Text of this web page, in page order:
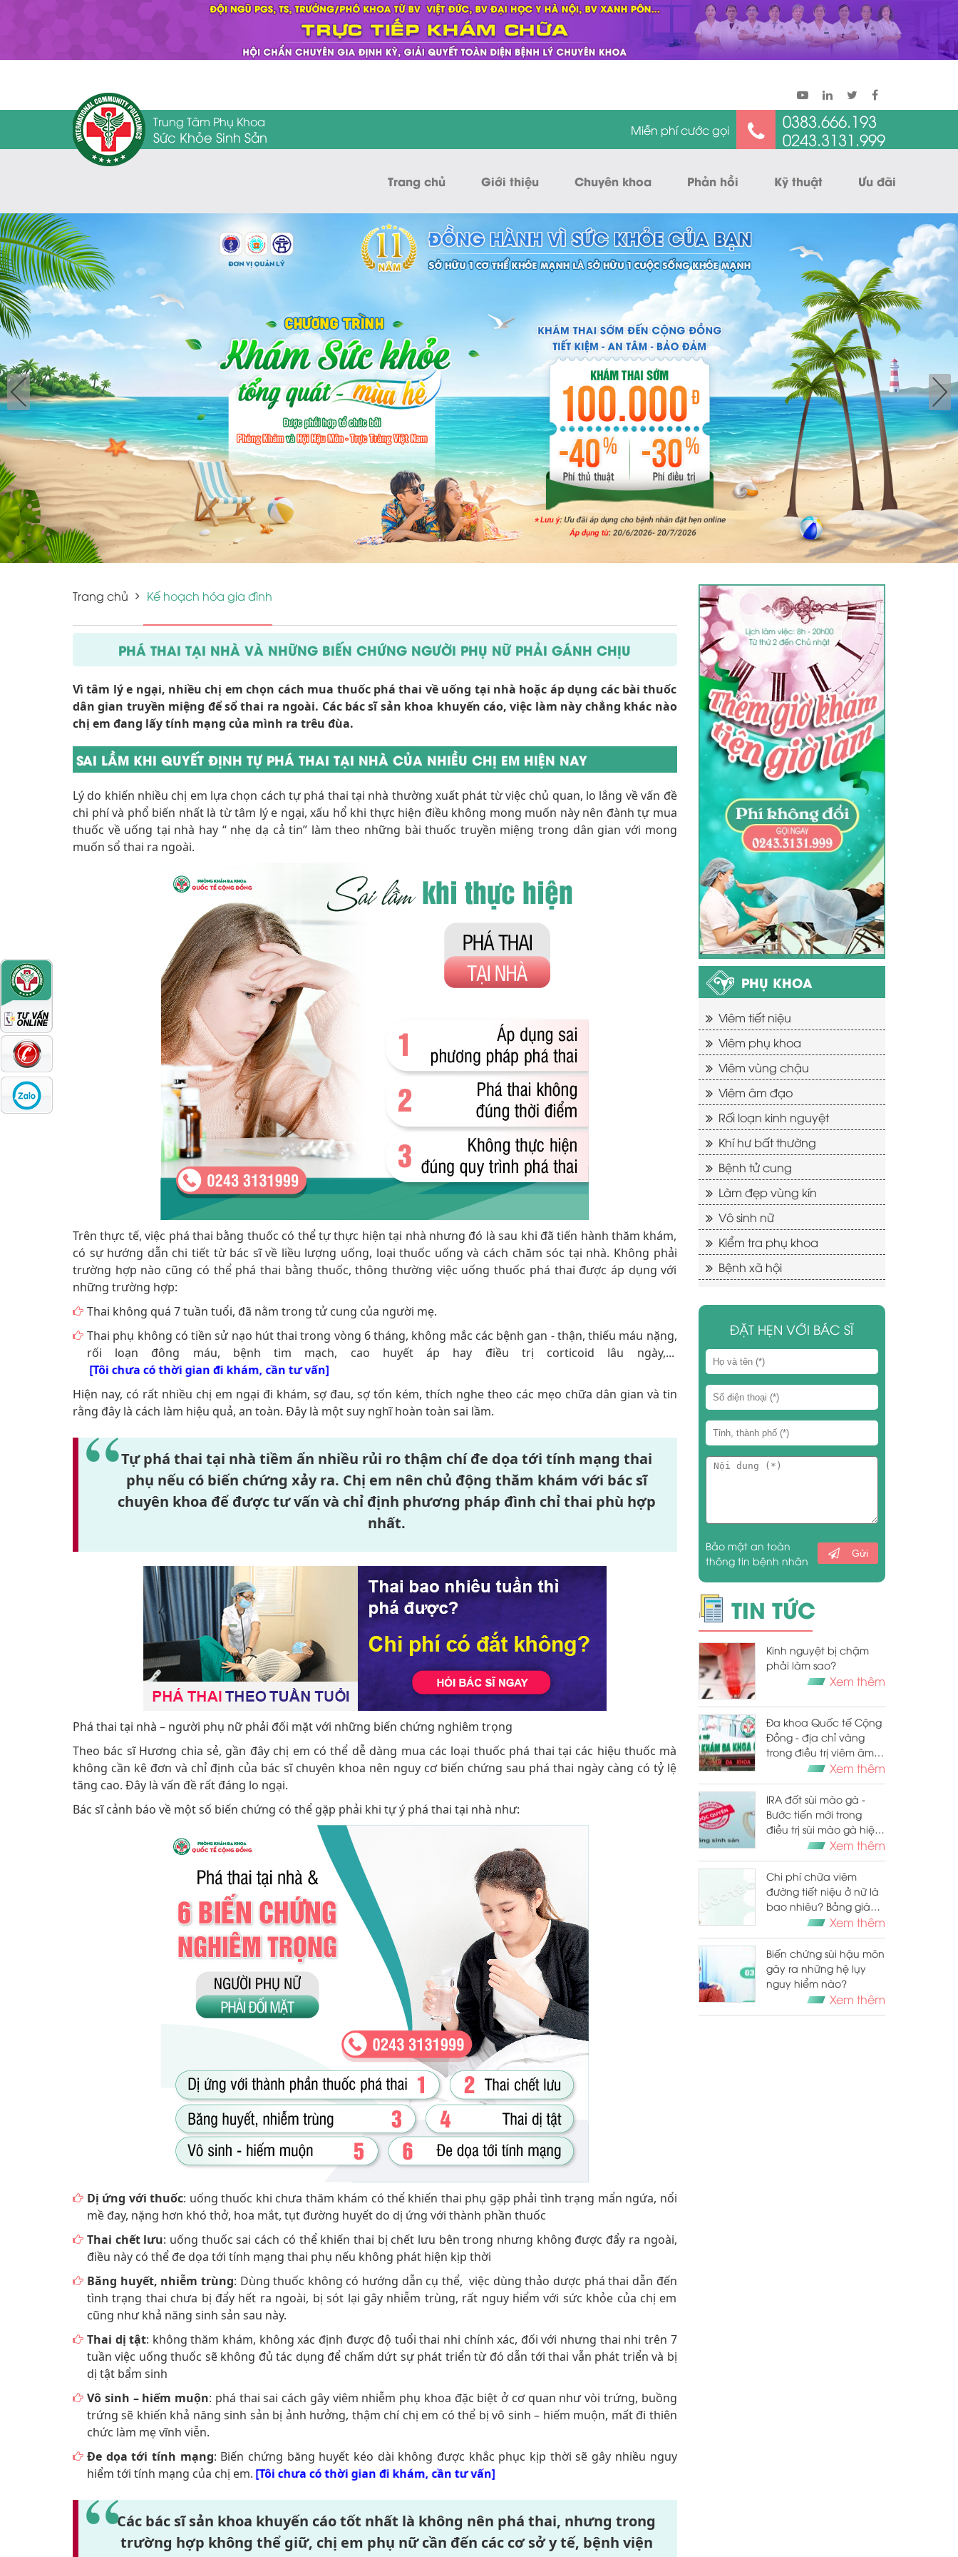
Trung Tâm Phụ Khoa
Sức Khỏe Sinh Sản Miễn phí cước gọi
0383.666.193
0243.3131.999
Trang chủ Giới thiệu Chuyên khoa Phản hồi Kỹ thuật Ưu đãi
Trang chủ Kế hoạch hóa gia đình
PHÁ THAI TẠI NHÀ VÀ NHỮNG BIẾN CHỨNG NGƯỜI PHỤ NỮ PHẢI GÁNH CHỊU
Vì tâm lý e ngại, nhiều chị em chọn cách mua thuốc phá thai về uống tại nhà hoặc áp dụng các bài thuốc
dân gian truyền miệng để sổ thai ra ngoài. Các bác sĩ sản khoa khuyến cáo, việc làm này chẳng khác nào
chị em đang lấy tính mạng của mình ra trêu đùa.
SAI LẦM KHI QUYẾT ĐỊNH TỰ PHÁ THAI TẠI NHÀ CỦA NHIỀU CHỊ EM HIỆN NAY
Lý do khiến nhiều chị em lựa chọn cách tự phá thai tại nhà thường xuất phát từ việc chủ quan, lo lắng về vấn đề
chi phí và phổ biến nhất là từ tâm lý e ngại, xấu hổ khi thực hiện điều không mong muốn này nên đành tự mua
thuốc về uống tại nhà hay “ nhẹ dạ cả tin” làm theo những bài thuốc truyền miệng trong dân gian với mong
muốn sổ thai ra ngoài.
Trên thực tế, việc phá thai bằng thuốc có thể tự thực hiện tại nhà nhưng đó là sau khi đã tiến hành thăm khám,
có sự hướng dẫn chi tiết từ bác sĩ về liều lượng uống, loại thuốc uống và cách chăm sóc tại nhà. Không phải
trường hợp nào cũng có thể phá thai bằng thuốc, thông thường việc uống thuốc phá thai được áp dụng với
những trường hợp:
Thai không quá 7 tuần tuổi, đã nằm trong tử cung của người mẹ.
Thai phụ không có tiền sử nạo hút thai trong vòng 6 tháng, không mắc các bệnh gan - thận, thiếu máu nặng,
rối loạn đông máu, bệnh tim mạch, cao huyết áp hay điều trị corticoid lâu ngày,...
[Tôi chưa có thời gian đi khám, cần tư vấn]
Hiện nay, có rất nhiều chị em ngại đi khám, sợ đau, sợ tốn kém, thích nghe theo các mẹo chữa dân gian và tin
rằng đây là cách làm hiệu quả, an toàn. Đây là một suy nghĩ hoàn toàn sai lầm.
Tự phá thai tại nhà tiềm ẩn nhiều rủi ro thậm chí đe dọa tới tính mạng thai
phụ nếu có biến chứng xảy ra. Chị em nên chủ động thăm khám với bác sĩ
chuyên khoa để được tư vấn và chỉ định phương pháp đình chỉ thai phù hợp
nhất.
Phá thai tại nhà – người phụ nữ phải đối mặt với những biến chứng nghiêm trọng
Theo bác sĩ Hương chia sẻ, gần đây chị em có thể dễ dàng mua các loại thuốc phá thai tại các hiệu thuốc mà
không cần kê đơn và chỉ định của bác sĩ chuyên khoa nên nguy cơ biến chứng sau phá thai ngày càng có tỷ lệ
tăng cao. Đây là vấn đề rất đáng lo ngại.
Bác sĩ cảnh báo về một số biến chứng có thể gặp phải khi tự ý phá thai tại nhà như:
Dị ứng với thuốc: uống thuốc khi chưa thăm khám có thể khiến thai phụ gặp phải tình trạng mẩn ngứa, nổi
mề đay, nặng hơn khó thở, hoa mắt, tụt đường huyết do dị ứng với thành phần thuốc
Thai chết lưu: uống thuốc sai cách có thể khiến thai bị chết lưu bên trong nhưng không được đẩy ra ngoài,
điều này có thể đe dọa tới tính mạng thai phụ nếu không phát hiện kịp thời
Băng huyết, nhiễm trùng: Dùng thuốc không có hướng dẫn cụ thể, việc dùng thảo dược phá thai dẫn đến
tình trạng thai chưa bị đẩy hết ra ngoài, bị sót lại gây nhiễm trùng, rất nguy hiểm với sức khỏe của chị em
cũng như khả năng sinh sản sau này.
Thai dị tật: không thăm khám, không xác định được độ tuổi thai nhi chính xác, đối với nhưng thai nhi trên 7
tuần việc uống thuốc sẽ không đủ tác dụng để chấm dứt sự phát triển từ đó dẫn tới thai vẫn phát triển và bị
dị tật bẩm sinh
Vô sinh – hiếm muộn: phá thai sai cách gây viêm nhiễm phụ khoa đặc biệt ở cơ quan như vòi trứng, buồng
trứng sẽ khiến khả năng sinh sản bị ảnh hưởng, thậm chí chị em có thể bị vô sinh – hiếm muộn, mất đi thiên
chức làm mẹ vĩnh viễn.
Đe dọa tới tính mạng: Biến chứng băng huyết kéo dài không được khắc phục kịp thời sẽ gây nhiều nguy
hiểm tới tính mạng của chị em.
[Tôi chưa có thời gian đi khám, cần tư vấn]
Các bác sĩ sản khoa khuyến cáo tốt nhất là không nên phá thai, nhưng trong
trường hợp không thể giữ, chị em phụ nữ cần đến các cơ sở y tế, bệnh viện
PHỤ KHOA
Viêm tiết niệu
Viêm phụ khoa
Viêm vùng chậu
Viêm âm đạo
Rối loạn kinh nguyệt
Khí hư bất thường
Bệnh tử cung
Làm đẹp vùng kín
Vô sinh nữ
Kiểm tra phụ khoa
Bệnh xã hội
ĐẶT HẸN VỚI BÁC SĨ
Bảo mật an toàn
thông tin bệnh nhân
Gửi
TIN TỨC
Kinh nguyệt bị chậm
phải làm sao?
Xem thêm
Đa khoa Quốc tế Cộng
Đồng - địa chỉ vàng
trong điều trị viêm âm
đạo tại Hà NộiXem thêm
IRA đốt sùi mào gà -
Bước tiến mới trong
điều trị sùi mào gà hiệu
quả cao
Xem thêm
Chi phí chữa viêm
đường tiết niệu ở nữ là
bao nhiêu? Bảng giá
mới nhất 2025Xem thêm
Biến chứng sùi hậu môn
gây ra những hệ lụy
nguy hiểm nào?
Xem thêm